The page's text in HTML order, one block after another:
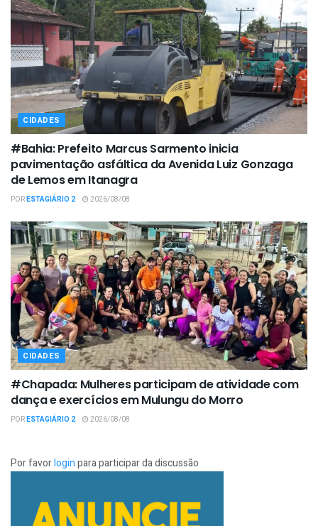
CIDADES
#Bahia: Prefeito Marcus Sarmento inicia
pavimentação asfáltica da Avenida Luiz Gonzaga
de Lemos em Itanagra
PORESTAGIÁRIO 2 2026/08/08
CIDADES
#Chapada: Mulheres participam de atividade com
dança e exercícios em Mulungu do Morro
PORESTAGIÁRIO 2 2026/08/08
Por favorloginpara participar da discussão